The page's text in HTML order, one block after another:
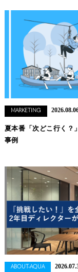
MARKETING
夏本番「次どこ行く？
事例
ABOUT-AQUA